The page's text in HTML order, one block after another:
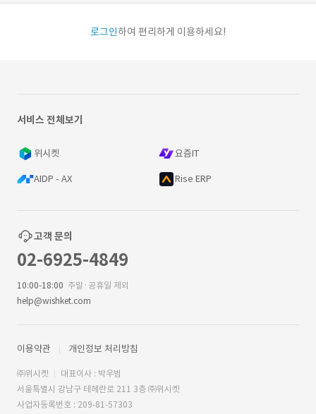
로그인하여 편리하게 이용하세요!
서비스 전체보기
위시켓 요즘IT
AIDP - AX Rise ERP
고객 문의
02-6925-4849
10:00-18:00 주말·공휴일 제외
help@wishket.com
이용약관 개인정보 처리방침
㈜위시켓
대표이사 : 박우범
서울특별시 강남구 테헤란로 211 3층 ㈜위시켓
사업자등록번호 : 209-81-57303